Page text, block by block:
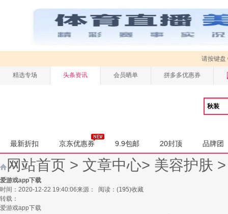
请按键盘
精选专场 头条资讯 会员晒单 拼多多优惠券
最新折扣 京东优惠券 9.9包邮 20封顶 品牌团
网站首页 > 文章中心> 美容护肤
爱游戏app下载
时间：2020-12-22 19:40:06来源： 阅读： (195)收藏
转载：
爱游戏app下载